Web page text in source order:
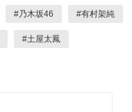
#乃木坂46 #有村架純
#土屋太鳳